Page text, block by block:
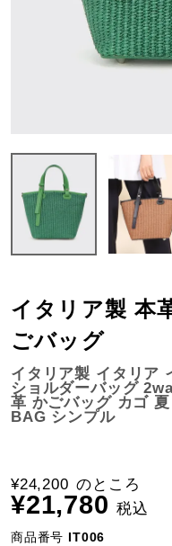
イタリア製 イタリア
ショルダーバッグ
革 かごバッグ カゴ
BAG シンプル
イタリア製 本
ごバッグ
¥24,200 のところ
¥21,780 税込
商品番号 IT006